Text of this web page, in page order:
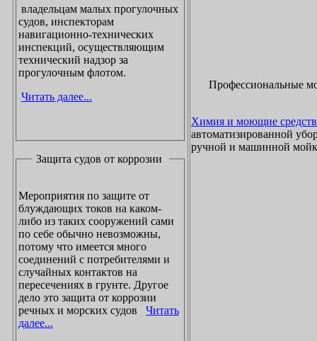
владельцам малых прогулочных
судов, инспекторам
навигационно-технических
инспекций, осуществляющим
технический надзор за
прогулочным флотом.
Читать далее...
Защита судов от коррозии
Мероприятия по защите от
блуждающих токов на каком-
либо из таких сооружений сами
по себе обычно невозможны,
потому что имеется много
соединений с потребителями и
случайных контактов на
пересечениях в грунте. Другое
дело это защита от коррозии
речных и морских судов Читать
далее...
Профессиональные
Химия и моющие
автоматизированной
ручной и машинной